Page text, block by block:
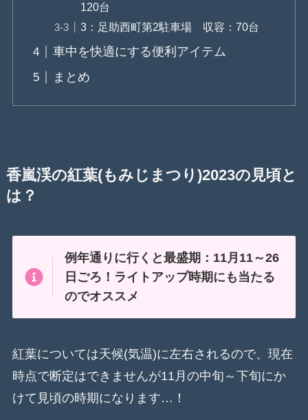
120台
3：足助西町第2駐車場 収容：70台
車中を快適にする便利アイテム
まとめ
香嵐渓の紅葉(もみじまつり)2023の見頃と
は？
例年通りに行くと最盛期：11月11～26
日ごろ！ライトアップ時期にも当たる
のでオススメ
紅葉については天候(気温)に左右されるので、現在
時点で断定はできませんが11月の中旬～下旬にか
けて見頃の時期になります…！